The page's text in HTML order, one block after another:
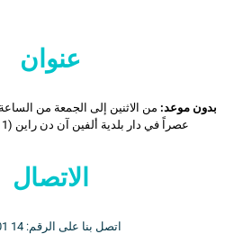
عنوان
بدون موعد:
عصراً في دار بلدية ألفين آن دن راين (Stadhuisplein 1).
الاتصال
اتصل بنا على الرقم: 14 01 72